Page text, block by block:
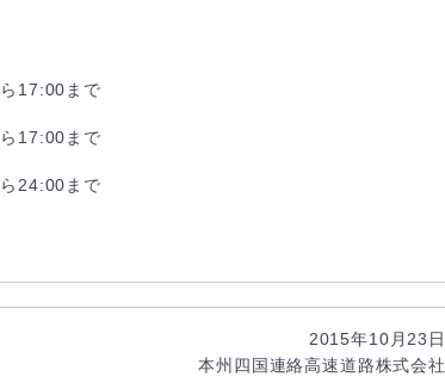
17:00まで
17:00まで
24:00まで
2015年10月23日
本州四国連絡高速道路株式会社